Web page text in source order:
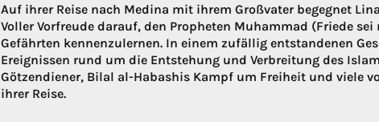
Auf ihrer Reise nach Medina mit ihrem Großvater begegnet
Voller Vorfreude darauf, den Propheten Muhammad (Friede
Gefährten kennenzulernen. In einem zufällig entstandenen
Ereignissen rund um die Entstehung und Verbreitung des
Götzendiener, Bilal al-Habashis Kampf um Freiheit und viele
ihrer Reise.